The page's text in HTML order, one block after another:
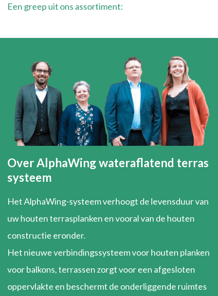
Een greep uit ons assortiment:
Over AlphaWing wateraflatend terras
systeem
Het AlphaWing-systeem verhoogt de levensduur van
uw houten terrasplanken en vooral van de houten
constructie eronder.
Het nieuwe verbindingssysteem voor houten planken
voor balkons, terrassen zorgt voor een afgesloten
oppervlakte en beschermt de onderliggende ruimtes